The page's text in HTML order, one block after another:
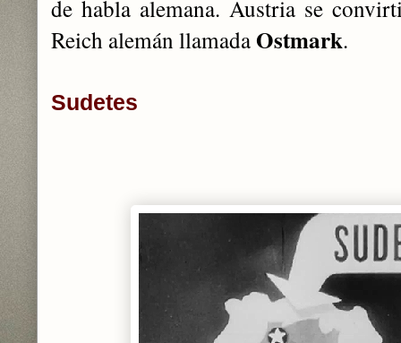
de habla alemana. Austria se
Reich alemán llamadaOstmark.
Sudetes